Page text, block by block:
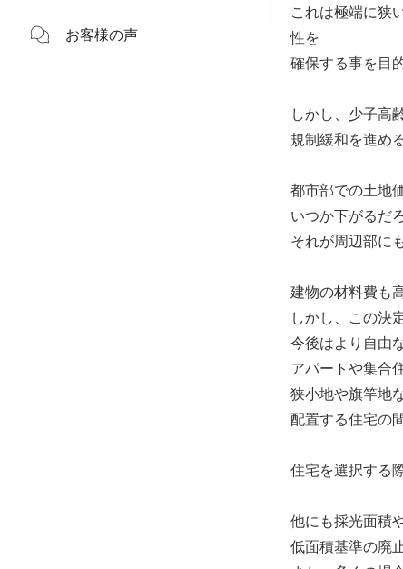
お客様の声
これは極端に狭
性を
確保する事を目
しかし、少子高
規制緩和を進め
都市部での土地
いつか下がるだ
それが周辺部に
建物の材料費も
しかし、この決
今後はより自由
アパートや集合
狭小地や旗竿地
配置する住宅の
住宅を選択する
他にも採光面積
低面積基準の廃